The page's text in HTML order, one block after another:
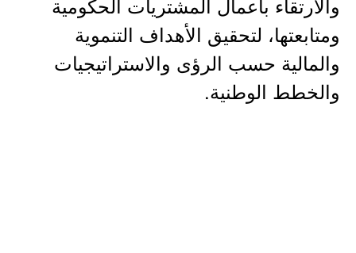
ومتابعتها، لتحقيق الأهداف التنموية
والمالية حسب الرؤى والاستراتيجيات
والخطط الوطنية.